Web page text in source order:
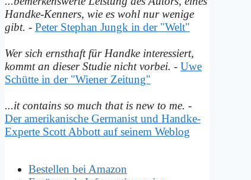
Handke-Kenners, wie es wohl nur wenige
gibt. - Peter Stephan Jungk in der "Welt"
Wer sich ernsthaft für Handke interessiert,
kommt an dieser Studie nicht vorbei. - Uwe
Schütte in der "Wiener Zeitung"
...it contains so much that is new to me. -
Der amerikanische Germanist und Handke-
Experte Scott Abbott auf seinem Weblog
Bestellen bei Amazon